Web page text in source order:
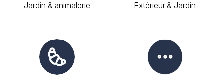
Jardin & animalerie Extérieur & Jardin